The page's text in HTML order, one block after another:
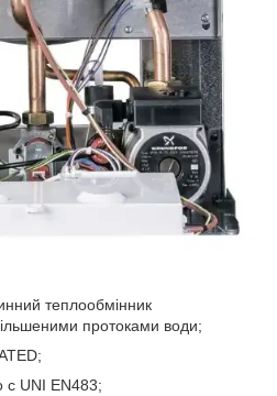
теплообмінник
протоками води;
с UNI EN483;